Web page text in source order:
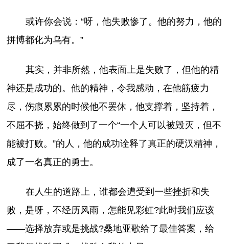
或许你会说：“呀，他失败惨了。他的努力，他的
拼博都化为乌有。”
其实，并非所然，他表面上是失败了，但他的精
神还是成功的。他的精神，令我感动，在他筋疲力
尽，伤痕累累的时候他不罢休，他支撑着，坚持着，
不屈不挠，始终做到了一个“一个人可以被毁灭，但不
能被打败。”的人，他的成功诠释了真正的硬汉精神，
成了一名真正的勇士。
在人生的道路上，谁都会遭受到一些挫折和失
败，是呀，不经历风雨，怎能见彩虹?此时我们应该
——选择放弃或是挑战?桑地亚歌给了最佳答案，给